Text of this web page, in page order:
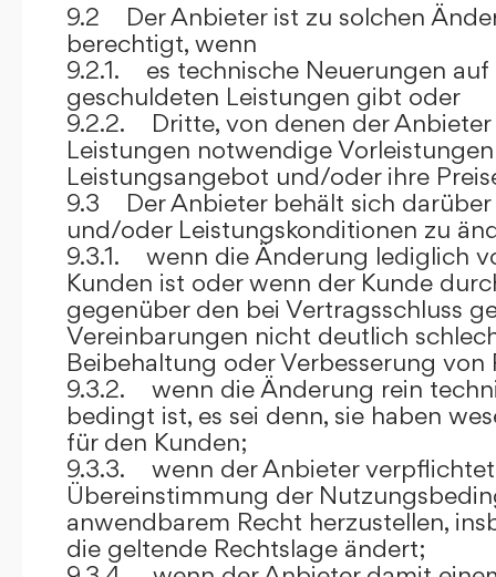
9.2 Der Anbieter ist zu solchen
berechtigt, wenn
9.2.1. es technische Neuerungen
geschuldeten Leistungen gibt oder
9.2.2. Dritte, von denen der Anbieter
Leistungen notwendige
Leistungsangebot und/oder ihre
9.3 Der Anbieter behält sich darüber
und/oder Leistungskonditionen zu
9.3.1. wenn die Änderung lediglich
Kunden ist oder wenn der Kunde
gegenüber den bei Vertragsschluss
Vereinbarungen nicht deutlich
Beibehaltung oder Verbesserung
9.3.2. wenn die Änderung rein
bedingt ist, es sei denn, sie haben
für den Kunden;
9.3.3. wenn der Anbieter verpflichtet
Übereinstimmung der
anwendbarem Recht herzustellen,
die geltende Rechtslage ändert;